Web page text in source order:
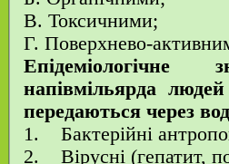
В. Токсичними;
Г. Поверхнево-
напівмільярда
передаються через
1. Бактерійні
2. Вірусні (гепатит,